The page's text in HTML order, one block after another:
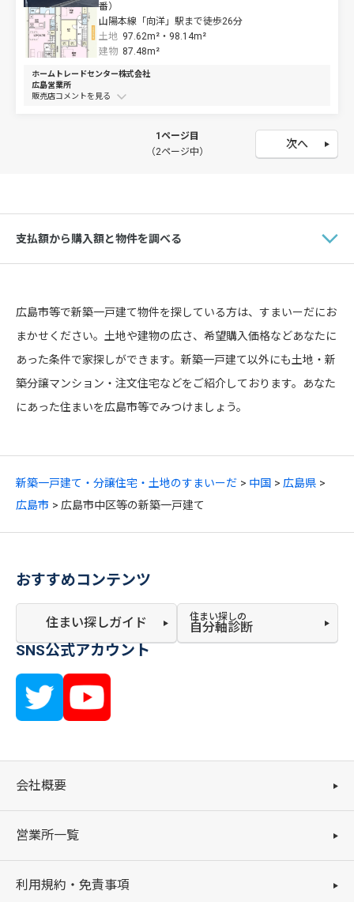
新築一戸建て・分譲住宅・土地のすまいーだ 中国
広島県
広島市
広島市中区等の新築一戸建て
番）
山陽本線「向洋」駅まで徒歩26分
土地 97.62m²・ 98.14m²
建物 87.48m²
ホームトレードセンター株式会社
広島営業所
販売店コメントを
1ページ目
（2ページ中）
次へ
支払額から購入額と物件を調べる
広島市等で新築一戸建て物件を探している方は、すまいーだにお
まかせください。土地や建物の広さ、希望購入価格などあなたに
あった条件で家探しができます。新築一戸建て以外にも土地・新
築分譲マンション・注文住宅などをご紹介しております。あなた
にあった住まいを広島市等でみつけましょう。
おすすめコンテンツ
住まい探しガイド 住まい探しの
自分軸診断
SNS公式アカウント
会社概要
営業所一覧
利用規約・免責事項